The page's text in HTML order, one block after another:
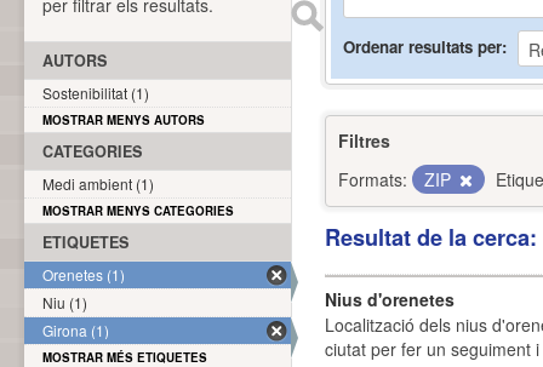
Ordenar resultats per
Filtres
Formats:
ZIP
Resultat de la
Nius d'orenetes
Localització dels nius
ciutat per fer un seguiment
per filtrar els resultats.
AUTORS
Sostenibilitat (1)
MOSTRAR MENYS AUTORS
CATEGORIES
Medi ambient (1)
MOSTRAR MENYS CATEGORIES
ETIQUETES
Orenetes (1)
Niu (1)
Girona (1)
MOSTRAR MÉS ETIQUETES